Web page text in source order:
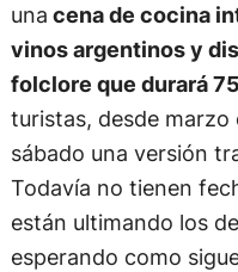
una cena de cocina
vinos argentinos y
folclore que durará
turistas, desde marzo
sábado una versión
Todavía no tienen
están ultimando los
esperando como